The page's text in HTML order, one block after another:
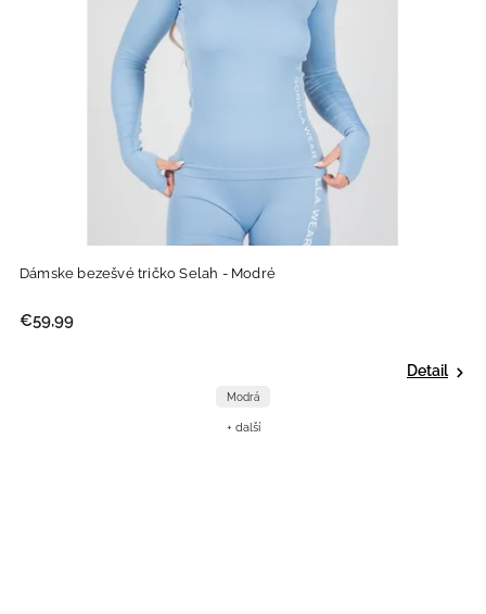
Dámske bezešvé tričko Selah - Modré
€59,99
Detail
Modrá
+ další